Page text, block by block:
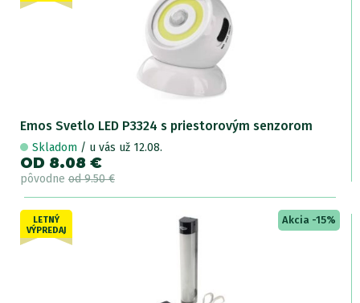
Emos Svetlo LED P3324 s priestorovým senzorom
Skladom / u vás už 12.08.
OD 8.08 €
pôvodne od 9.50 €
LETNÝ
VÝPREDAJ
Akcia -15%